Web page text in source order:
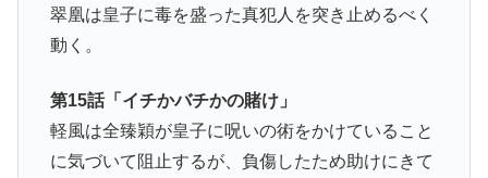
翠凰は皇子に毒を盛った真犯人を突き止めるべく
動く。
第15話「イチかバチかの賭け」
軽風は全臻穎が皇子に呪いの術をかけていること
に気づいて阻止するが、負傷したため助けにきて